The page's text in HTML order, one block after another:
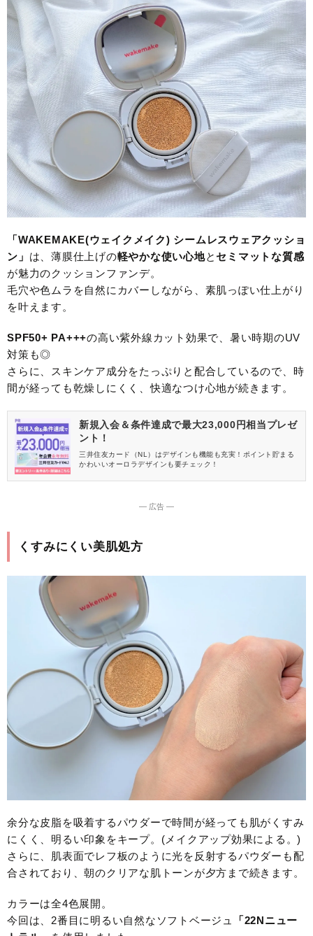
「WAKEMAKE(ウェイクメイク) シームレスウェアクッショ
ン」 は、薄膜仕上げの軽やかな使い心地と セミマットな質感
が魅力のクッションファンデ。
毛穴や色ムラを自然にカバーしながら、素肌っぽい仕上がり
を叶えます。
SPF50+ PA+++の高い紫外線カット効果で、暑い時期のUV
対策も◎
さらに、スキンケア成分をたっぷりと配合しているので、時
間が経っても乾燥しにくく、快適なつけ心地が続きます。
新規入会＆条件達成で最大23,000円相当プレゼ
ント！
三井住友カード（NL）はデザインも機能も充実！ポイント貯まる
かわいいオーロラデザインも要チェック！
― 広告 ―
くすみにくい美肌処方
余分な皮脂を吸着するパウダーで時間が経っても肌がくすみ
にくく、明るい印象をキープ。(メイクアップ効果による。)
さらに、肌表面でレフ板のように光を反射するパウダーも配
合されており、朝のクリアな肌トーンが夕方まで続きます。
カラーは全4色展開。
今回は、2番目に明るい自然なソフトベージュ
「22Nニュー